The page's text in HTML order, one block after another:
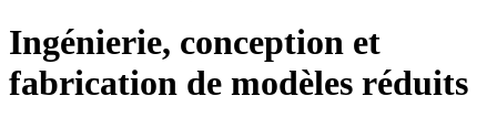
Ingénierie, conception et
fabrication de modèles réduits